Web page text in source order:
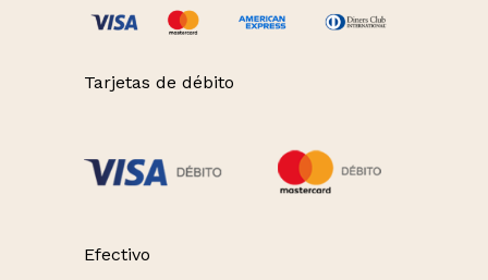
Tarjetas de débito
Efectivo